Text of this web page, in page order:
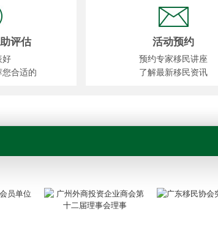
评估
好
合适的
活动预约
预约专家移民讲座
了解最新移民资讯